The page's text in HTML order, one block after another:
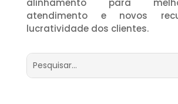
alinhamento para
atendimento e novos
lucratividade dos clientes.